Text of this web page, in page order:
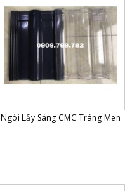
Ngói Lấy Sáng CMC Tráng Men